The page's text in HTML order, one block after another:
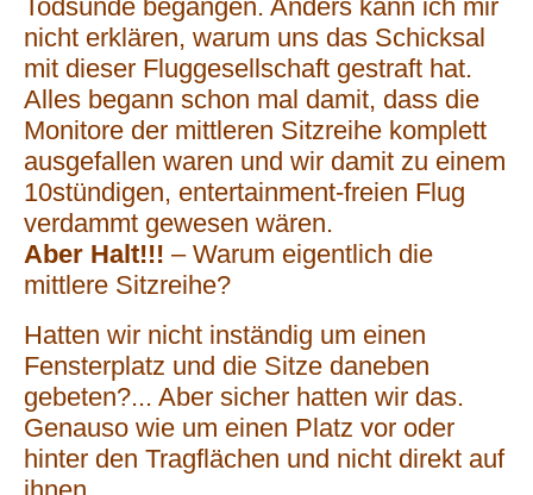
Todsünde begangen. Anders kann ich mir
nicht erklären, warum uns das Schicksal
mit dieser Fluggesellschaft gestraft hat.
Alles begann schon mal damit, dass die
Monitore der mittleren Sitzreihe komplett
ausgefallen waren und wir damit zu einem
10stündigen, entertainment-freien Flug
verdammt gewesen wären.
Aber Halt!!! – Warum eigentlich die
mittlere Sitzreihe?
Hatten wir nicht inständig um einen
Fensterplatz und die Sitze daneben
gebeten?... Aber sicher hatten wir das.
Genauso wie um einen Platz vor oder
hinter den Tragflächen und nicht direkt auf